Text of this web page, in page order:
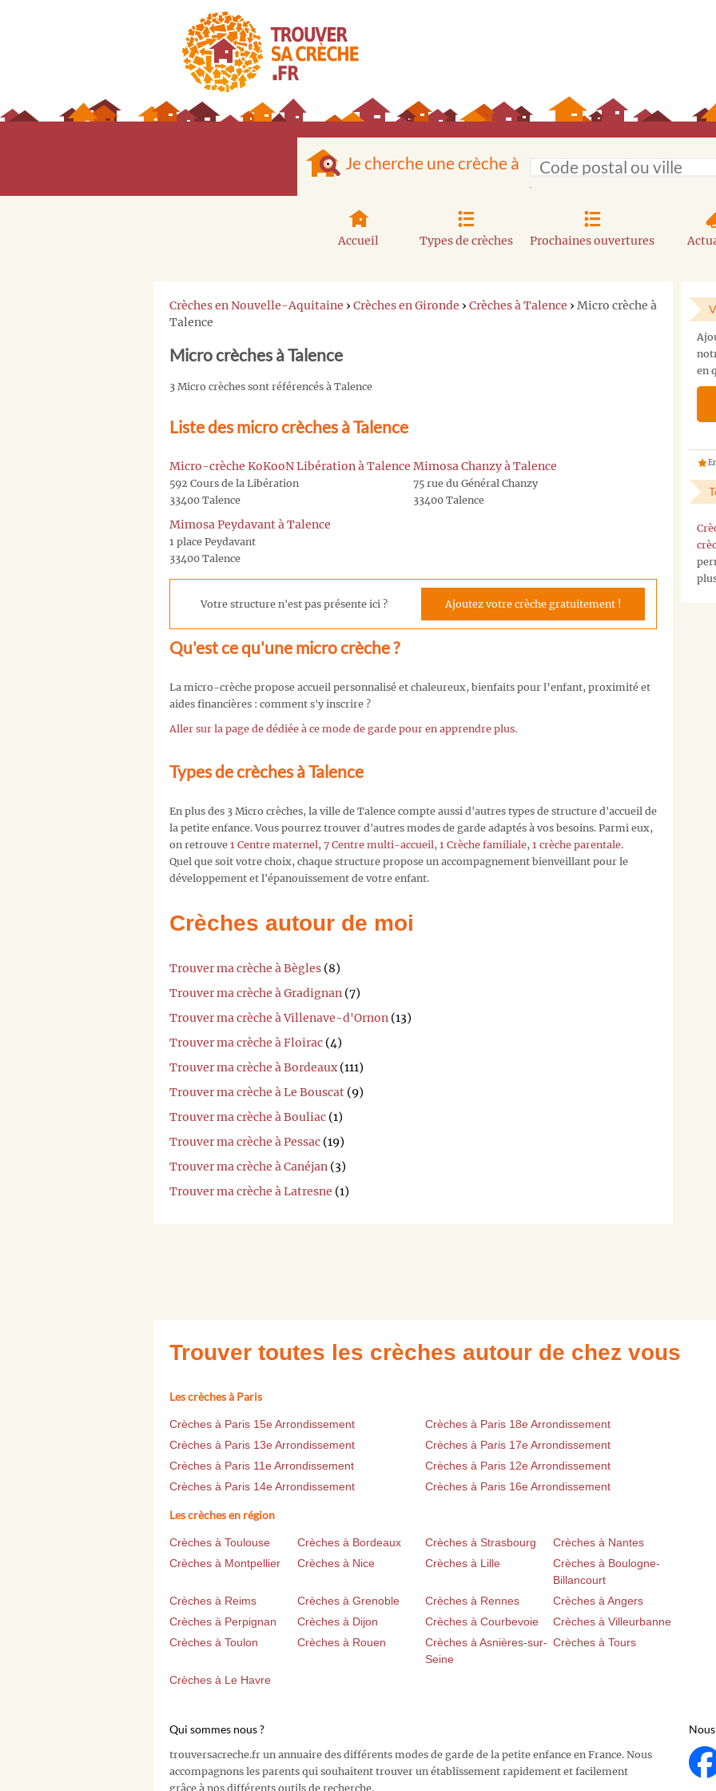
Je cherche une crèche à
Accueil Types de crèches Prochaines ouvertures
Crèches en Nouvelle-Aquitaine › Crèches en Gironde › Crèches à Talence › Micro crèche à
Talence
Micro crèches à Talence
3 Micro crèches sont référencés à Talence
Liste des micro crèches à Talence
Micro-crèche KoKooN Libération à Talence
592 Cours de la Libération
33400 Talence
Mimosa Chanzy à Talence
75 rue du Général Chanzy
33400 Talence
Mimosa Peydavant à Talence
1 place Peydavant
33400 Talence
Votre structure n'est pas présente ici ? Ajoutez votre crèche gratuitement !
Qu'est ce qu'une micro crèche ?
La micro-crèche propose accueil personnalisé et chaleureux, bienfaits pour l’enfant, proximité et
aides financières : comment s'y inscrire ?
Aller sur la page de dédiée à ce mode de garde pour en apprendre plus.
Types de crèches à Talence
En plus des 3 Micro crèches, la ville de Talence compte aussi d'autres types de structure d'accueil de
la petite enfance. Vous pourrez trouver d'autres modes de garde adaptés à vos besoins. Parmi eux,
on retrouve 1 Centre maternel, 7 Centre multi-accueil, 1 Crèche familiale, 1 crèche parentale.
Quel que soit votre choix, chaque structure propose un accompagnement bienveillant pour le
développement et l'épanouissement de votre enfant.
Crèches autour de moi
Trouver ma crèche à Bègles (8)
Trouver ma crèche à Gradignan (7)
Trouver ma crèche à Villenave-d'Ornon (13)
Trouver ma crèche à Floirac (4)
Trouver ma crèche à Bordeaux(111)
Trouver ma crèche à Le Bouscat (9)
Trouver ma crèche à Bouliac (1)
Trouver ma crèche à Pessac (19)
Trouver ma crèche à Canéjan (3)
Trouver ma crèche à Latresne (1)
en
Vous
trouvez
contacter
Trouver toutes les crèches autour de chez vous
Les crèches à Paris
Crèches à Paris 15e Arrondissement
Crèches à Paris 18e Arrondissement
Crèches à Paris 13e Arrondissement
Crèches à Paris 17e Arrondissement
Crèches à Paris 11e Arrondissement
Crèches à Paris 12e Arrondissement
Crèches à Paris 14e Arrondissement
Crèches à Paris 16e Arrondissement
Les crèches en région
Crèches à Toulouse Crèches à Bordeaux Crèches à Strasbourg
Crèches à Nantes
Crèches à Montpellier
Crèches à Nice Crèches à Lille
Crèches à Boulogne-
Billancourt
Crèches à Reims
Crèches à Grenoble Crèches à Rennes
Crèches à Angers
Crèches à Perpignan
Crèches à Dijon Crèches à Courbevoie
Crèches à Villeurbanne
Crèches à Toulon
Crèches à Rouen
Crèches à Asnières-sur-
Seine
Crèches à Tours
Crèches à Le Havre
Qui sommes nous ?
trouversacreche.fr un annuaire des différents modes de garde de la petite enfance en France. Nous
accompagnons les parents qui souhaitent trouver un établissement rapidement et facilement
grâce à nos différents outils de recherche.